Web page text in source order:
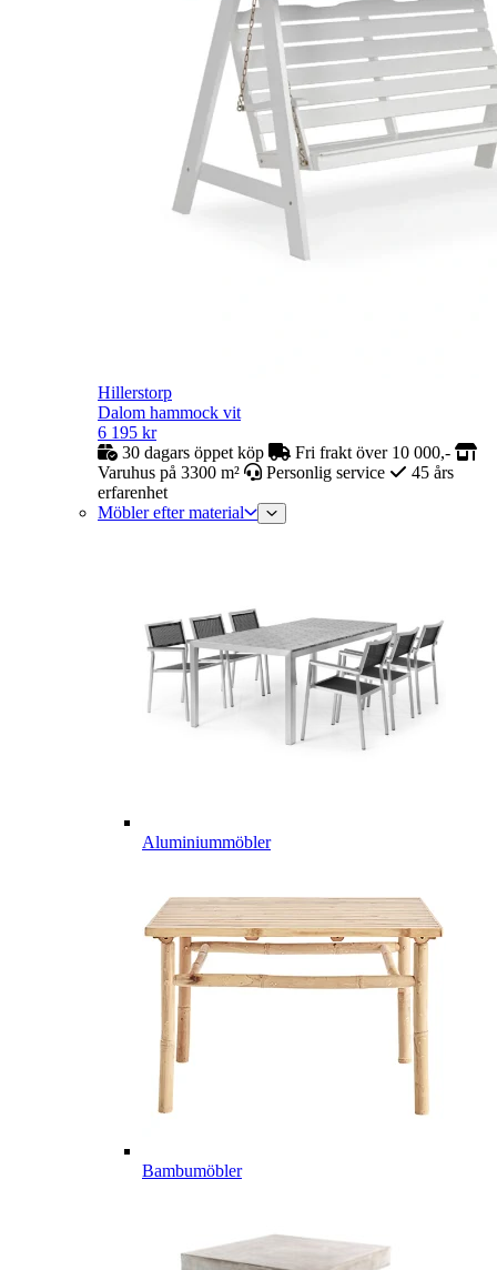
Hillerstorp
Dalom hammock vit
6 195 kr
30 dagars öppet köp
Fri frakt över 10 000,-
Varuhus på 3300 m²
Personlig service
45 års
erfarenhet
Möbler efter material
Aluminiummöbler
Bambumöbler